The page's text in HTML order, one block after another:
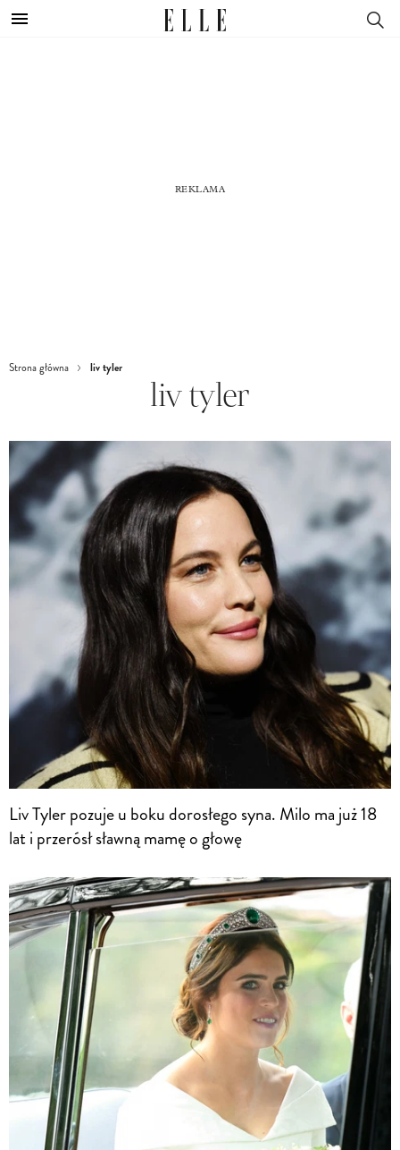
Strona główna liv tyler
liv tyler
Liv Tyler pozuje u boku dorosłego syna. Milo ma już 18
lat i przerósł sławną mamę o głowę